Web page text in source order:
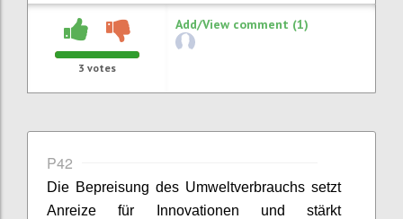
3 votes
Add/View comment (1)
P42
Die Bepreisung des Umweltverbrauchs setzt
Anreize für Innovationen und stärkt